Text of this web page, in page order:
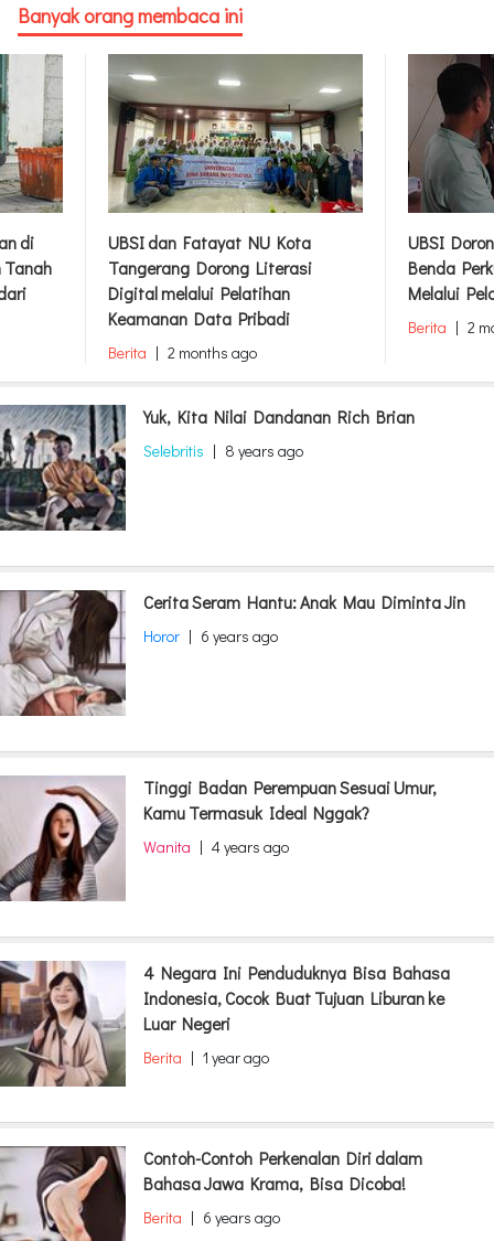
Banyak orang membaca ini
di
Tanah
UBSI dan Fatayat NU Kota
Tangerang Dorong Literasi
Digital melalui Pelatihan
Keamanan Data Pribadi
Berita | 2 months ago
UBSI
Benda
Melalui
Berita | 2
Yuk, Kita Nilai Dandanan Rich Brian
Selebritis | 8 years ago
Cerita Seram Hantu: Anak Mau Diminta Jin
Horor | 6 years ago
Tinggi Badan Perempuan Sesuai Umur,
Kamu Termasuk Ideal Nggak?
Wanita | 4 years ago
4 Negara Ini Penduduknya Bisa Bahasa
Indonesia, Cocok Buat Tujuan Liburan ke
Luar Negeri
Berita | 1 year ago
Contoh-Contoh Perkenalan Diri dalam
Bahasa Jawa Krama, Bisa Dicoba!
Berita | 6 years ago